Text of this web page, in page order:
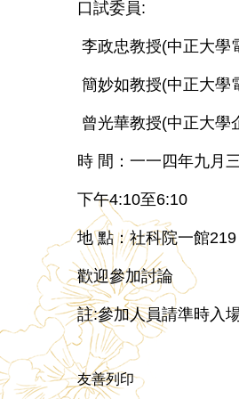
口試委員:
李政忠教授(中正大學
簡妙如教授(中正大學
曾光華教授(中正大學
時 間：一一四年九月
下午4:10至6:10
地 點：社科院一館
歡迎參加討論
註:參加人員請準時入
友善列印